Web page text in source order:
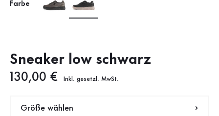
Farbe
Sneaker low schwarz
Neuer Preis
130,00 € Inkl. gesetzl. MwSt.
Größe wählen